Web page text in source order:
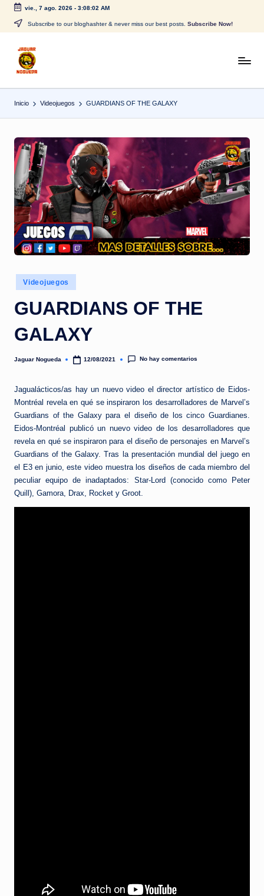
Saltar
contenido
vie., 7 ago. 2026- 3:08:02 AM
Subscribe to our bloghashter & never miss our best posts. Subscribe Now!
J
a
g
a
r
N
o
g
u
a
CONTENIDO
Inicio Videojuegos GUARDIANS OF THE GALAXY
Publicado
en
Videojuegos
GUARDIANS OF THE
GALAXY
Publicado
Jaguar Nogueda 12/08/2021 No hay comentarios
Jagualácticos/as hay un nuevo video el director artístico de Eidos-
Montréal revela en qué se inspiraron los desarrolladores de Marvel’s
Guardians of the Galaxy para el diseño de los cinco Guardianes.
Eidos-Montréal publicó un nuevo video de los desarrolladores que
revela en qué se inspiraron para el diseño de personajes en Marvel’s
Guardians of the Galaxy. Tras la presentación mundial del juego en
el E3 en junio, este video muestra los diseños de cada miembro del
peculiar equipo de inadaptados: Star-Lord (conocido como Peter
Quill), Gamora, Drax, Rocket y Groot.